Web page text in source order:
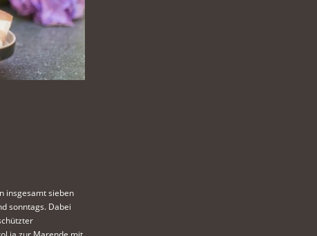
insgesamt sieben
sonntags. Dabei